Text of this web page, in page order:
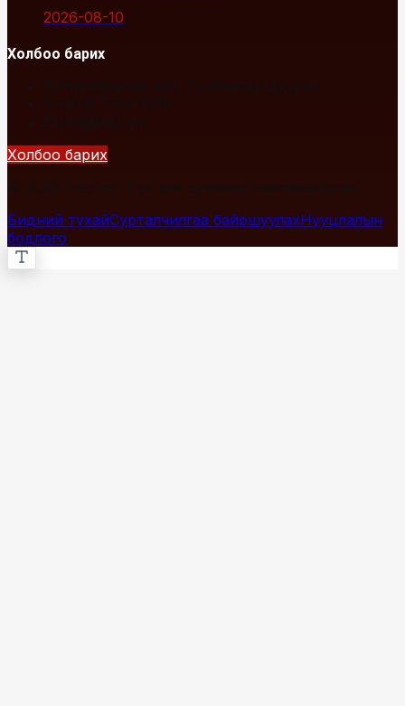
2026-08-10
Холбоо барих
Холбоо барих
Бидний тухайСурталчилгаа байршуулахНууцлалын
бодлого